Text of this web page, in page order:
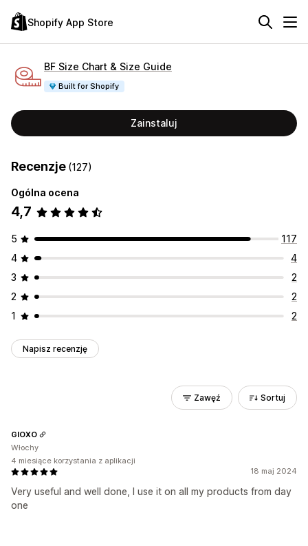
Shopify App Store
BF Size Chart & Size Guide
Built for Shopify
Zainstaluj
Recenzje (127)
Ogólna ocena
4,7
5
117
4
4
3
2
2
2
1
2
Napisz recenzję
Zawęź Sortuj
18 maj 2024
Very useful and well done, I use it on all my products from day
one
GIOXO
Włochy
4 miesiące korzystania z aplikacji